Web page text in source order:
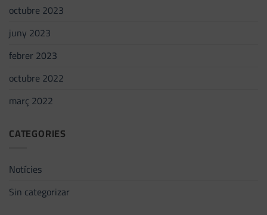
octubre 2023
juny 2023
febrer 2023
octubre 2022
març 2022
CATEGORIES
Notícies
Sin categorizar